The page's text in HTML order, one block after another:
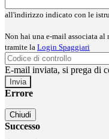
all'indirizzo indicato con le
Non hai una e-mail associata
tramite la Login Spaggiari
E-mail inviata, si prega di
Errore
Chiudi
Successo